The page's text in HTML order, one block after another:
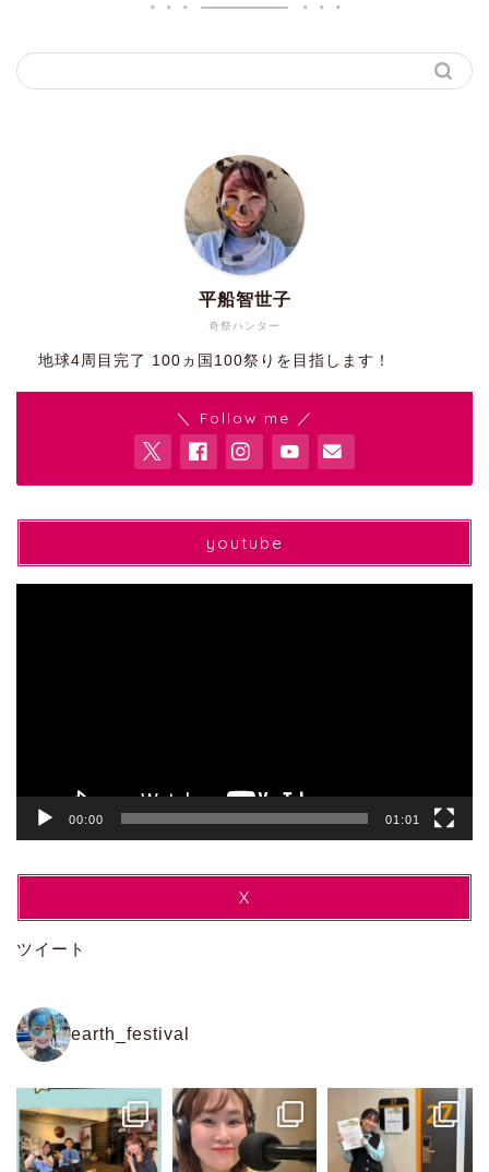
奇祭ハンター
平船智世子
地球4周目完了 100ヵ国100祭りを目指します！
＼ Follow me ／
youtube
00:00 01:01
X
ツイート
earth_festival